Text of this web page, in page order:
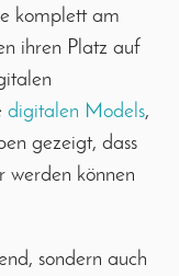
komplett am
ihren Platz auf
digitalen Models,
gezeigt, dass
werden können
sondern auch